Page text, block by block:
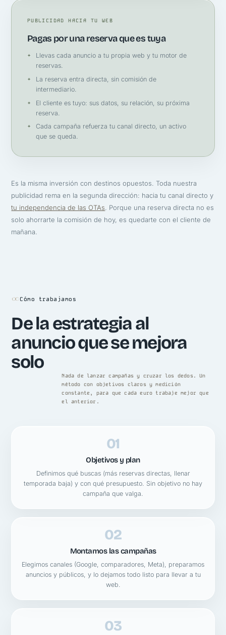
PUBLICIDAD HACIA TU WEB
Pagas por una reserva que es tuya
Llevas cada anuncio a tu propia web y tu motor de
reservas.
La reserva entra directa, sin comisión de
intermediario.
El cliente es tuyo: sus datos, su relación, su próxima
reserva.
Cada campaña refuerza tu canal directo, un activo
que se queda.
Es la misma inversión con destinos opuestos. Toda nuestra
publicidad rema en la segunda dirección: hacia tu canal directo y
tu independencia de las OTAs . Porque una reserva directa no es
solo ahorrarte la comisión de hoy, es quedarte con el cliente de
mañana.
Cómo trabajamos
De la estrategia al
anuncio que se mejora
solo
Nada de lanzar campañas y cruzar los dedos. Un
método con objetivos claros y medición
constante, para que cada euro trabaje mejor que
el anterior.
01
Objetivos y plan
Definimos qué buscas (más reservas directas, llenar
temporada baja) y con qué presupuesto. Sin objetivo no hay
campaña que valga.
02
Montamos las campañas
Elegimos canales (Google, comparadores, Meta), preparamos
anuncios y públicos, y lo dejamos todo listo para llevar a tu
web.
03